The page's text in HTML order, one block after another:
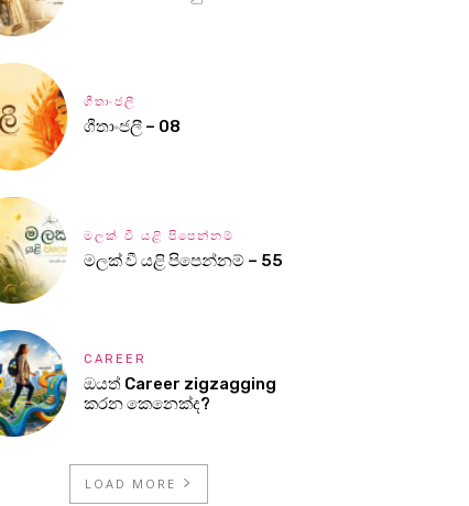
ගීතාංජලී
ගීතාංජලී – 08
මලක් වී යළි පිපෙන්නම්
මලක් වී යළි පිපෙන්නම් – 55
CAREER
ඔයත් Career zigzagging
කරන කෙනෙක්ද?
LOAD MORE